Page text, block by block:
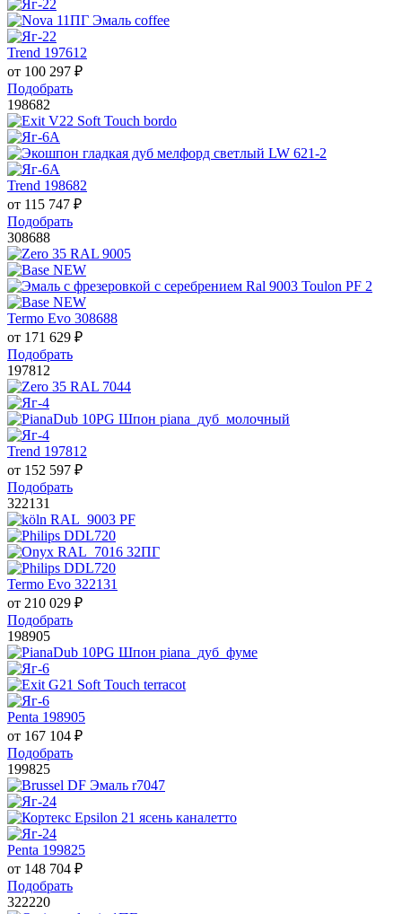
Trend 197612
от 100 297 ₽
Подобрать
198682
Trend 198682
от 115 747 ₽
Подобрать
308688
Termo Evo 308688
от 171 629 ₽
Подобрать
197812
Trend 197812
от 152 597 ₽
Подобрать
322131
Termo Evo 322131
от 210 029 ₽
Подобрать
198905
Penta 198905
от 167 104 ₽
Подобрать
199825
Penta 199825
от 148 704 ₽
Подобрать
322220